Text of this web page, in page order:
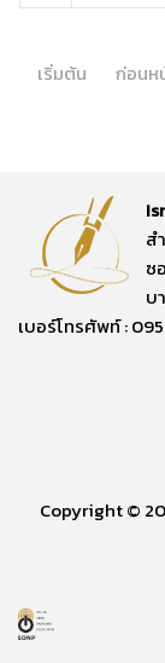
เริ่มต้น
ก่อนห
ส
ซ
บ
เบอร์โทรศัพท์ :
Copyright ©